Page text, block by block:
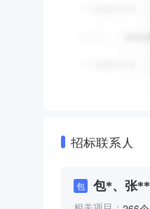
招标联系人
包 包*、张**